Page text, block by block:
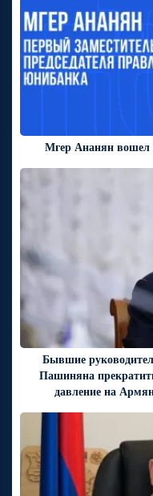
Мгер Ананян вошел
Бывшие
Пашиняна
давление на